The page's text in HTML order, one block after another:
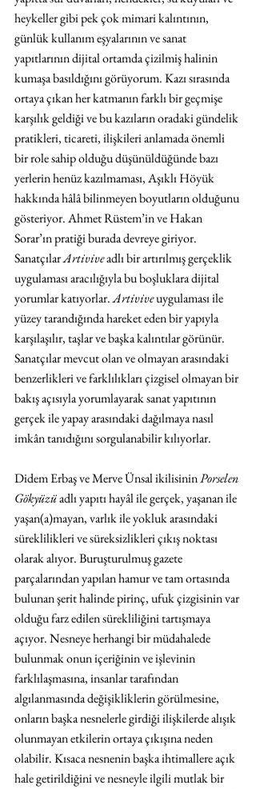
heykeller gibi pek çok mimari kalıntının,
günlük kullanım eşyalarının ve sanat
yapıtlarının dijital ortamda çizilmiş halinin
kumaşa basıldığını görüyorum. Kazı sırasında
ortaya çıkan her katmanın farklı bir geçmişe
karşılık geldiği ve bu kazıların oradaki gündelik
pratikleri, ticareti, ilişkileri anlamada önemli
bir role sahip olduğu düşünüldüğünde bazı
yerlerin henüz kazılmaması, Aşıklı Höyük
hakkında hâlâ bilinmeyen boyutların olduğunu
gösteriyor. Ahmet Rüstem’in ve Hakan
Sorar’ın pratiği burada devreye giriyor.
Sanatçılar Artivive adlı bir artırılmış gerçeklik
uygulaması aracılığıyla bu boşluklara dijital
yorumlar katıyorlar. Artivive uygulaması ile
yüzey tarandığında hareket eden bir yapıyla
karşılaşılır, taşlar ve başka kalıntılar görünür.
Sanatçılar mevcut olan ve olmayan arasındaki
benzerlikleri ve farklılıkları çizgisel olmayan bir
bakış açısıyla yorumlayarak sanat yapıtının
gerçek ile yapay arasındaki dağılmaya nasıl
imkân tanıdığını sorgulanabilir kılıyorlar.
Didem Erbaş ve Merve Ünsal ikilisinin Porselen
Gökyüzü adlı yapıtı hayâl ile gerçek, yaşanan ile
yaşan(a)mayan, varlık ile yokluk arasındaki
süreklilikleri ve süreksizlikleri çıkış noktası
olarak alıyor. Buruşturulmuş gazete
parçalarından yapılan hamur ve tam ortasında
bulunan şerit halinde pirinç, ufuk çizgisinin var
olduğu farz edilen sürekliliğini tartışmaya
açıyor. Nesneye herhangi bir müdahalede
bulunmak onun içeriğinin ve işlevinin
farklılaşmasına, insanlar tarafından
algılanmasında değişikliklerin görülmesine,
onların başka nesnelerle girdiği ilişkilerde alışık
olunmayan etkilerin ortaya çıkışına neden
olabilir. Kısaca nesnenin başka ihtimallere açık
hale getirildiğini ve nesneyle ilgili mutlak bir